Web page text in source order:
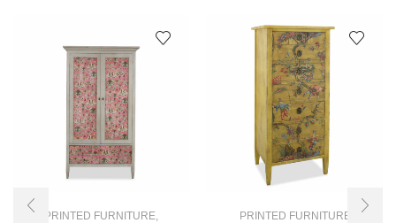
PRINTED FURNITURE PRINTED FURNITURE